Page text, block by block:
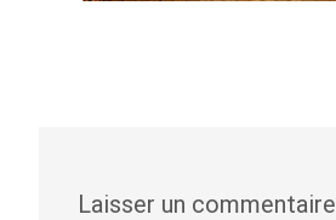
Laisser un commentaire